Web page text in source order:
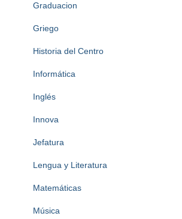
Graduacion
Griego
Historia del Centro
Informática
Inglés
Innova
Jefatura
Lengua y Literatura
Matemáticas
Música